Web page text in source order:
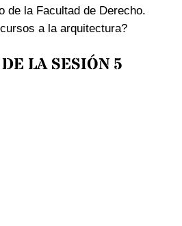
de la Facultad de Derecho.
a la arquitectura?
LA SESIÓN 5